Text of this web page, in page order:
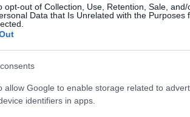
opt-out of Collection, Use, Retention, Sale, and/
Data that Is Unrelated with the Purposes
allow Google to enable storage related to
identifiers in apps.
το 5% των περιπτώσεων
βρέθηκε να είναι 1,5
πολύ,σε σύγκριση με